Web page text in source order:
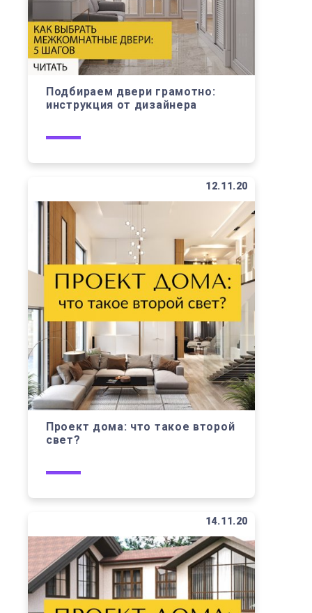
Подбираем двери грамотно:
инструкция от дизайнера
12.11.20
Проект дома: что такое второй
свет?
14.11.20